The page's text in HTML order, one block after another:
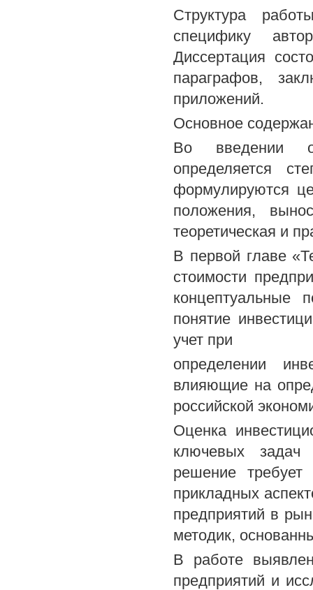
Структура
специфику
Диссертация
параграфов,
приложений.
Основное
Во введении
определяется
формулируются
положения,
теоретическая и
В первой главе
стоимости
концептуальные
понятие
учет при
определении
влияющие на
российской
Оценка
ключевых задач
решение требует
прикладных
предприятий в
методик,
В работе
предприятий и